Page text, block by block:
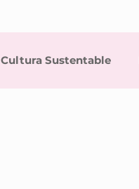
Cultura Sustentable